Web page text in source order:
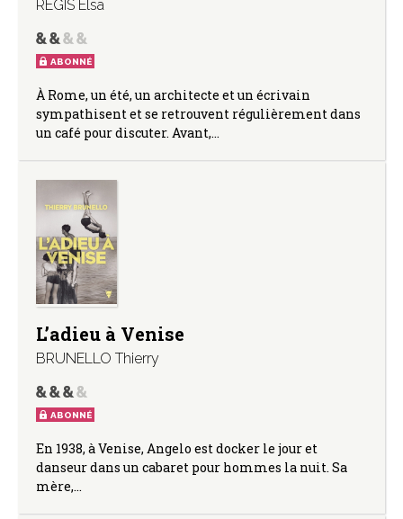
RÉGIS Elsa
ABONNÉ
À Rome, un été, un architecte et un écrivain
sympathisent et se retrouvent régulièrement dans
un café pour discuter. Avant,…
L’adieu à Venise
BRUNELLO Thierry
ABONNÉ
En 1938, à Venise, Angelo est docker le jour et
danseur dans un cabaret pour hommes la nuit. Sa
mère,…